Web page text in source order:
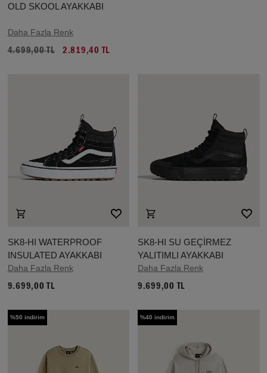
OLD SKOOL AYAKKABI
Daha Fazla Renk
4.699,00 TL 2.819,40 TL
SK8-HI WATERPROOF
INSULATED AYAKKABI
Daha Fazla Renk
9.699,00 TL
SK8-HI SU GEÇİRMEZ
YALITIMLI AYAKKABI
Daha Fazla Renk
9.699,00 TL
%50 indirim %40 indirim